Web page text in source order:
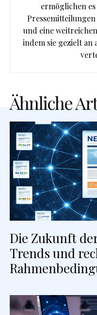
ermöglichen
und eine
indem sie gezielt an
Ähnliche
Die Zukunft
Trends und